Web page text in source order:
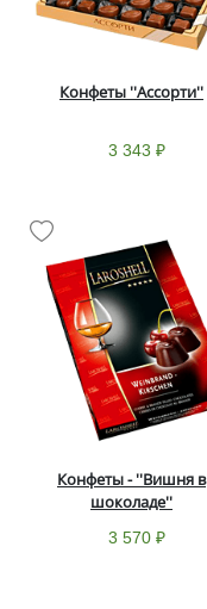
Конфеты ''Ассорти''
3 343 ₽
Конфеты - ''Вишня в
шоколаде''
3 570 ₽